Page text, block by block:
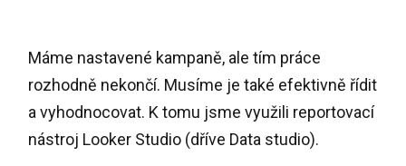
Máme nastavené kampaně, ale tím práce
rozhodně nekončí. Musíme je také efektivně řídit
a vyhodnocovat. K tomu jsme využili reportovací
nástroj Looker Studio (dříve Data studio).